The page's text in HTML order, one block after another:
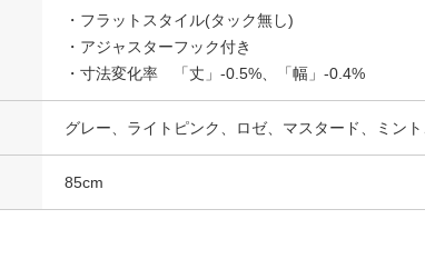
・フラットスタイル(タック無し)
・アジャスターフック付き
・寸法変化率 「丈」-0.5%、「幅」-0.4%
グレー、ライトピンク、ロゼ、マスタード、ミン
85cm